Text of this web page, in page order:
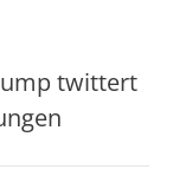
twittert